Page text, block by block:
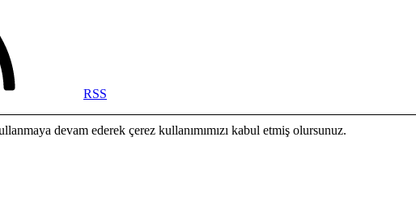
RSS
devam ederek çerez kullanımımızı kabul etmiş olursunuz.